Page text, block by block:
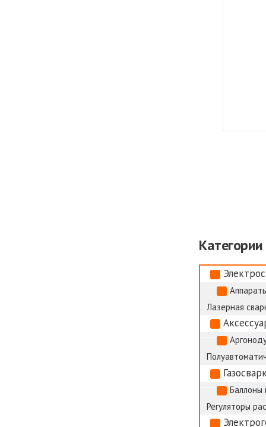
Категории
Лазерная
Баллоны
Регуляторы